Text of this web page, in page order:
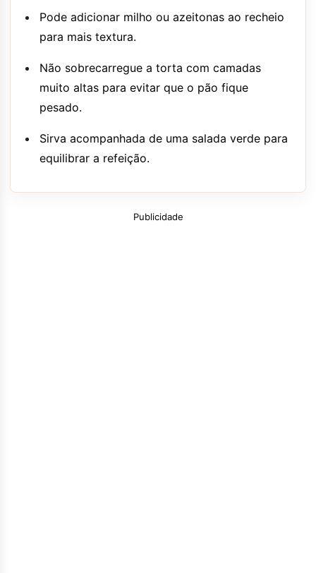
Pode adicionar milho ou azeitonas ao recheio
para mais textura.
Não sobrecarregue a torta com camadas
muito altas para evitar que o pão fique
pesado.
Sirva acompanhada de uma salada verde para
equilibrar a refeição.
Publicidade